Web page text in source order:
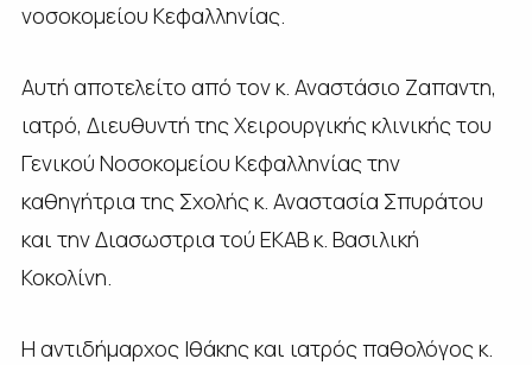
νοσοκομείου Κεφαλληνίας.
Αυτή αποτελείτο από τον κ. Αναστάσιο Ζαπαντη,
ιατρό, Διευθυντή της Χειρουργικής κλινικής του
Γενικού Νοσοκομείου Κεφαλληνίας την
καθηγήτρια της Σχολής κ. Αναστασία Σπυράτου
και την Διασωστρια τού ΕΚΑΒ κ. Βασιλική
Κοκολίνη.
Η αντιδήμαρχος Ιθάκης και ιατρός παθολόγος κ.